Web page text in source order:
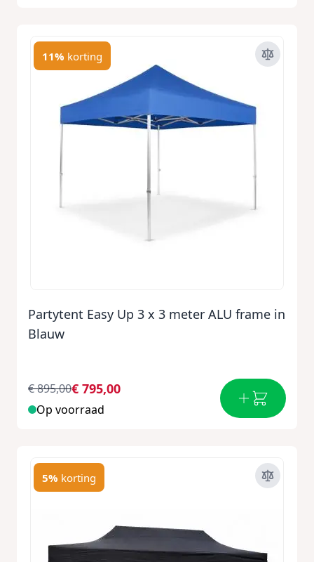
11% korting
Partytent Easy Up 3 x 3 meter ALU frame in
Blauw
€ 795,00
€ 895,00
Op voorraad
5% korting